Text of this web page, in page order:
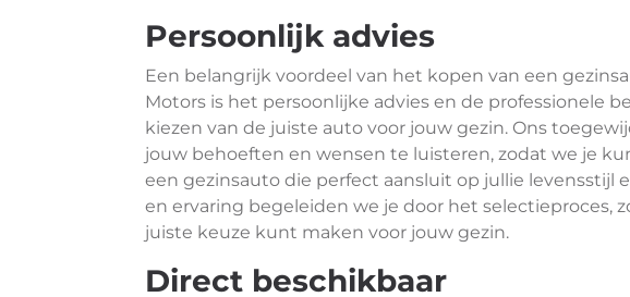
Persoonlijk advies
Een belangrijk voordeel van het kopen van een
Motors is het persoonlijke advies en de professionele
kiezen van de juiste auto voor jouw gezin. Ons
jouw behoeften en wensen te luisteren, zodat we je
een gezinsauto die perfect aansluit op jullie levensstijl
en ervaring begeleiden we je door het selectieproces,
juiste keuze kunt maken voor jouw gezin.
Direct beschikbaar